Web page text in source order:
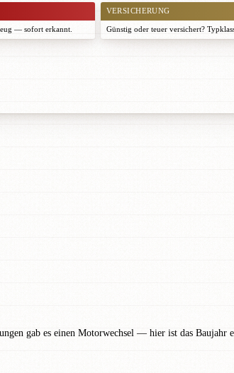
— sofort erkannt.
VERSICHERUNG
Günstig oder teuer versichert?
gab es einen Motorwechsel — hier ist das Baujahr